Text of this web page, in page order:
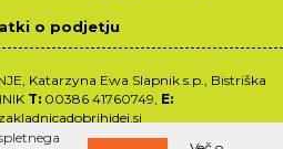
o podjetju
Katarzyna Ewa Slapnik s.p., Bistriška
T: 00386 41760749, E: